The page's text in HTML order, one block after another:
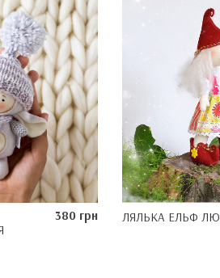
380 грн ЛЯЛЬКА ЕЛЬФ